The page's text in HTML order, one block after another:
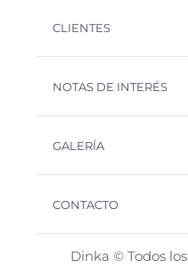
CLIENTES
NOTAS DE INTERÉS
GALERÍA
CONTACTO
Dinka © Todos